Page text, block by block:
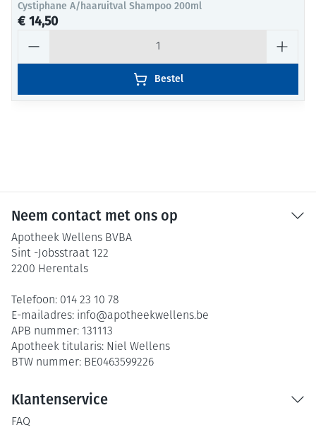
Cystiphane A/haaruitval Shampoo 200ml
€ 14,50
Bestel
Neem contact met ons op
Apotheek Wellens BVBA
Sint -Jobsstraat 122
2200 Herentals
Telefoon: 014 23 10 78
E-mailadres: info@apotheekwellens.be
APB nummer: 131113
Apotheek titularis: Niel Wellens
BTW nummer: BE0463599226
Klantenservice
FAQ